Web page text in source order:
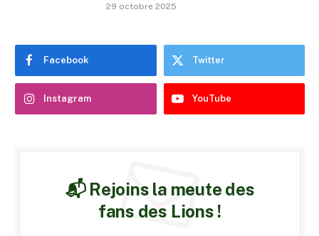
29 octobre 2025
Facebook Twitter
Instagram YouTube
📬 Rejoins la meute des
fans des Lions !